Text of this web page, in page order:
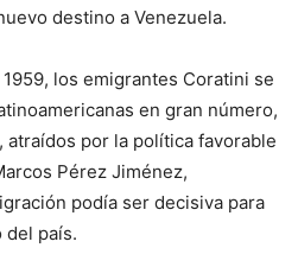
destino a Venezuela.
los emigrantes Coratini se
en gran número,
atraídos por la política favorable
Pérez Jiménez,
podía ser decisiva para
del país.